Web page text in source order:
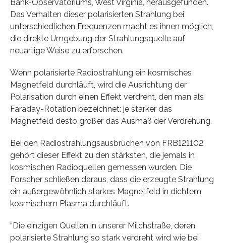
Bank-Observatoriums, West Virginia, herausgefunden.
Das Verhalten dieser polarisierten Strahlung bei
unterschiedlichen Frequenzen macht es ihnen möglich,
die direkte Umgebung der Strahlungsquelle auf
neuartige Weise zu erforschen.
Wenn polarisierte Radiostrahlung ein kosmisches
Magnetfeld durchläuft, wird die Ausrichtung der
Polarisation durch einen Effekt verdreht, den man als
Faraday-Rotation bezeichnet: je stärker das
Magnetfeld desto größer das Ausmaß der Verdrehung.
Bei den Radiostrahlungsausbrüchen von FRB121102
gehört dieser Effekt zu den stärksten, die jemals in
kosmischen Radioquellen gemessen wurden. Die
Forscher schließen daraus, dass die erzeugte Strahlung
ein außergewöhnlich starkes Magnetfeld in dichtem
kosmischem Plasma durchläuft.
“Die einzigen Quellen in unserer Milchstraße, deren
polarisierte Strahlung so stark verdreht wird wie bei